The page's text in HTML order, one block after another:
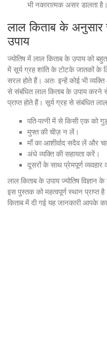
भी नकारात्मक असर डालता है।
लाल किताब के अनुसार
उपाय
ज्योतिष में लाल किताब के उपाय को
में सूर्य ग्रह शांति के टोटके जातकों के
सरल होते हैं। अतः इन्हें कोई भी
से संबंधित लाल किताब के उपाय करने
प्राप्त होते हैं। सूर्य ग्रह से संबंधित
पति-पत्नी में से किसी एक को
मुफ्त की चीज़ न लें।
माँ का आशीर्वाद सदैव लें और
अंधे व्यक्ति की सहायता करें।
दूसरों के साथ प्रेमपूर्ण व्यवहार
लाल किताब के उपाय ज्योतिष विज्ञान
इस पुस्तक को महत्वपूर्ण स्थान प्राप्त
किताब में दी गई यह जानकारी आपके